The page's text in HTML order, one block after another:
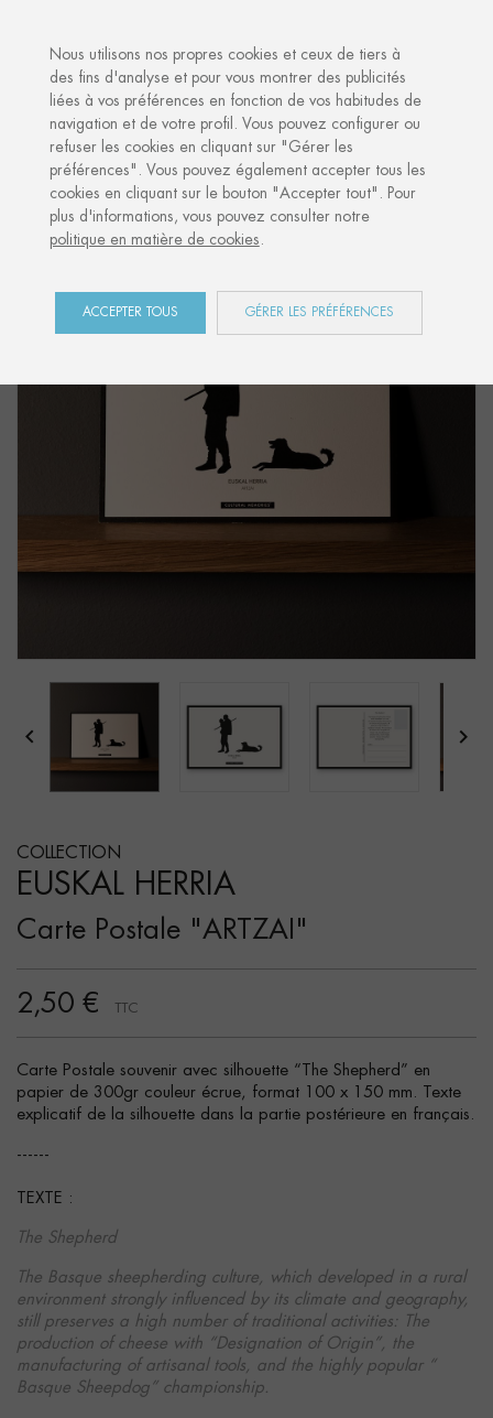
Euskal Herria Carte Postale "ARTZAI"
 
COLLECTION
EUSKAL HERRIA
Carte Postale "ARTZAI"
2,50 € TTC
Carte Postale souvenir avec silhouette “The Shepherd” en
papier de 300gr couleur écrue, format 100 x 150 mm. Texte
explicatif de la silhouette dans la partie postérieure en français.
------
TEXTE :
The Shepherd
The Basque sheepherding culture, which developed in a rural
environment strongly influenced by its climate and geography,
still preserves a high number of traditional activities: The
production of cheese with “Designation of Origin”, the
manufacturing of artisanal tools, and the highly popular “
Basque Sheepdog” championship.
Nous utilisons nos propres cookies et ceux de tiers à
des fins d'analyse et pour vous montrer des publicités
liées à vos préférences en fonction de vos habitudes de
navigation et de votre profil. Vous pouvez configurer ou
refuser les cookies en cliquant sur "Gérer les
préférences". Vous pouvez également accepter tous les
cookies en cliquant sur le bouton "Accepter tout". Pour
plus d'informations, vous pouvez consulter notre
politique en matière de cookies.
ACCEPTER TOUS GÉRER LES PRÉFÉRENCES